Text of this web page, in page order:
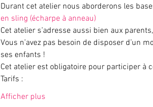
Durant cet atelier nous aborderons les
en sling (écharpe à anneau)
Cet atelier s’adresse aussi bien aux
Vous n’avez pas besoin de disposer d’un
ses enfants !
Cet atelier est obligatoire pour participer à
Tarifs :
Afficher plus